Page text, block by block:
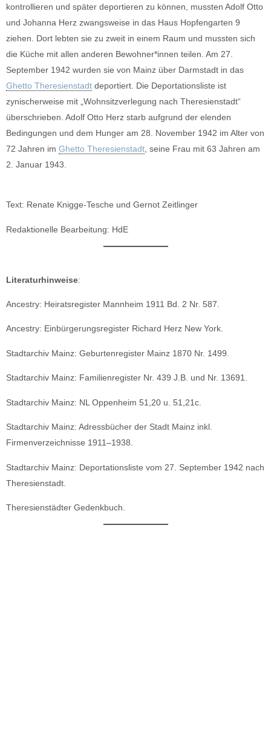
kontrollieren und später deportieren zu können, mussten Adolf Otto
und Johanna Herz zwangsweise in das Haus Hopfengarten 9
ziehen. Dort lebten sie zu zweit in einem Raum und mussten sich
die Küche mit allen anderen Bewohner*innen teilen. Am 27.
September 1942 wurden sie von Mainz über Darmstadt in das
Ghetto Theresienstadt deportiert. Die Deportationsliste ist
zynischerweise mit „Wohnsitzverlegung nach Theresienstadt“
überschrieben. Adolf Otto Herz starb aufgrund der elenden
Bedingungen und dem Hunger am 28. November 1942 im Alter von
72 Jahren im Ghetto Theresienstadt , seine Frau mit 63 Jahren am
2. Januar 1943.
Text: Renate Knigge-Tesche und Gernot Zeitlinger
Redaktionelle Bearbeitung: HdE
Literaturhinweise:
Ancestry: Heiratsregister Mannheim 1911 Bd. 2 Nr. 587.
Ancestry: Einbürgerungsregister Richard Herz New York.
Stadtarchiv Mainz: Geburtenregister Mainz 1870 Nr. 1499.
Stadtarchiv Mainz: Familienregister Nr. 439 J.B. und Nr. 13691.
Stadtarchiv Mainz: NL Oppenheim 51,20 u. 51,21c.
Stadtarchiv Mainz: Adressbücher der Stadt Mainz inkl.
Firmenverzeichnisse 1911–1938.
Stadtarchiv Mainz: Deportationsliste vom 27. September 1942 nach
Theresienstadt.
Theresienstädter Gedenkbuch.